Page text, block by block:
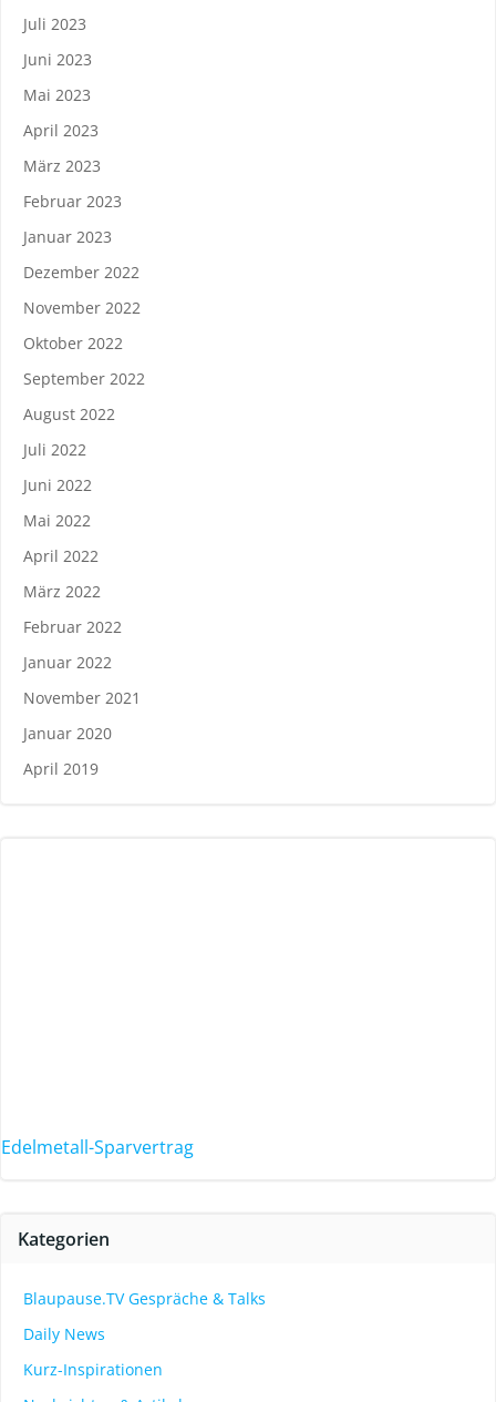
Juli 2023
Juni 2023
Mai 2023
April 2023
März 2023
Februar 2023
Januar 2023
Dezember 2022
November 2022
Oktober 2022
September 2022
August 2022
Juli 2022
Juni 2022
Mai 2022
April 2022
März 2022
Februar 2022
Januar 2022
November 2021
Januar 2020
April 2019
Edelmetall-Sparvertrag
Kategorien
Blaupause.TV Gespräche & Talks
Daily News
Kurz-Inspirationen